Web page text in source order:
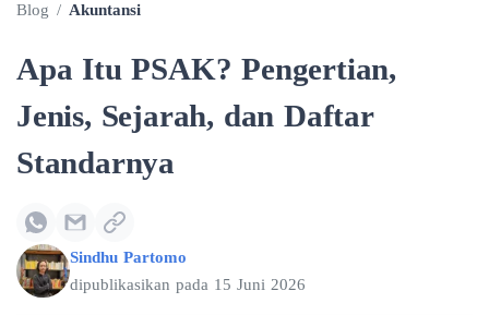
Blog / Akuntansi
Apa Itu PSAK? Pengertian,
Jenis, Sejarah, dan Daftar
Standarnya
Sindhu Partomo
dipublikasikan pada 15 Juni 2026